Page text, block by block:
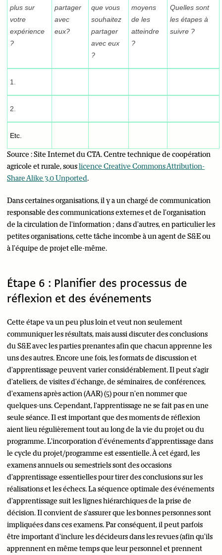
plus sur
votre
expérience
?
partager
avec
eux?
que vous
souhaitez
partager
avec eux
?
moyens
de les
atteindre
?
Quelles sont
les étapes à
suivre ?
1.
2.
Etc.
Source : Site Internet du CTA. Centre technique de coopération
agricole et rurale, souslicence Creative Commons Attribution-
Share Alike 3.0 Unported.
Dans certaines organisations, il y a un chargé de communication
responsable des communications externes et de l'organisation
de la circulation de l'information ; dans d'autres, en particulier les
petites organisations, cette tâche incombe à un agent de S&E ou
à l'équipe de projet elle-même.
Étape 6 : Planifier des processus de
réflexion et des événements
Cette étape va un peu plus loin et veut non seulement
communiquer les résultats, mais aussi discuter des conclusions
du S&E avec les parties prenantes afin que chacun apprenne les
uns des autres. Encore une fois, les formats de discussion et
d'apprentissage peuvent varier considérablement. Il peut s'agir
d'ateliers, de visites d'échange, de séminaires, de conférences,
d'examens après action (AAR) (5) pour n'en nommer que
quelques-uns. Cependant, l'apprentissage ne se fait pas en une
seule séance. Il est important que des moments de réflexion
aient lieu régulièrement tout au long de la vie du projet ou du
programme. L'incorporation d'événements d'apprentissage dans
le cycle du projet/programme est essentielle. À cet égard, les
examens annuels ou semestriels sont des occasions
d'apprentissage essentielles pour tirer des conclusions sur les
réalisations et les échecs. La séquence optimale des événements
d'apprentissage suit les lignes hiérarchiques de la prise de
décision. Il convient de s'assurer que les bonnes personnes sont
impliquées dans ces examens. Par conséquent, il peut parfois
être important d'inclure les décideurs dans les revues (afin qu'ils
apprennent en même temps que leur personnel et prennent